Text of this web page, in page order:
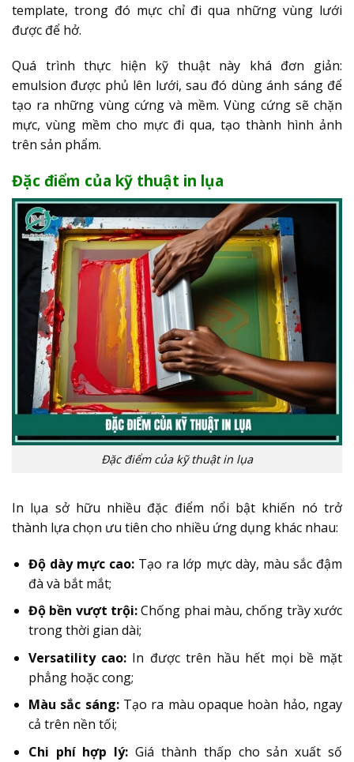
template, trong đó mực chỉ đi qua những vùng lưới
được để hở.
Quá trình thực hiện kỹ thuật này khá đơn giản:
emulsion được phủ lên lưới, sau đó dùng ánh sáng để
tạo ra những vùng cứng và mềm. Vùng cứng sẽ chặn
mực, vùng mềm cho mực đi qua, tạo thành hình ảnh
trên sản phẩm.
Đặc điểm của kỹ thuật in lụa
Đặc điểm của kỹ thuật in lụa
In lụa sở hữu nhiều đặc điểm nổi bật khiến nó trở
thành lựa chọn ưu tiên cho nhiều ứng dụng khác nhau:
Độ dày mực cao: Tạo ra lớp mực dày, màu sắc đậm
đà và bắt mắt;
Độ bền vượt trội:Chống phai màu, chống trầy xước
trong thời gian dài;
Versatility cao: In được trên hầu hết mọi bề mặt
phẳng hoặc cong;
Màu sắc sáng:Tạo ra màu opaque hoàn hảo, ngay
cả trên nền tối;
Chi phí hợp lý: Giá thành thấp cho sản xuất số